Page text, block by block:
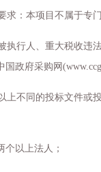
求：本项目不属于专
执行人、重大税收
国政府采购网
上不同的投标文件
个以上法人；